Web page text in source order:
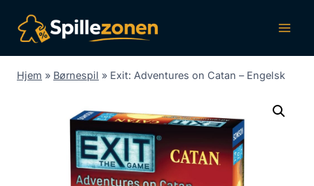
indhold
Hjem » Børnespil » Exit: Adventures on Catan – Engelsk